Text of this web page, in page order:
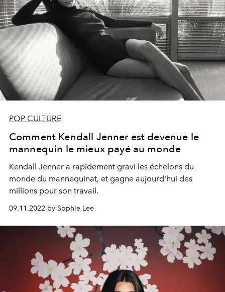
POP CULTURE
Comment Kendall Jenner est devenue le
mannequin le mieux payé au monde
Kendall Jenner a rapidement gravi les échelons du
monde du mannequinat, et gagne aujourd'hui des
millions pour son travail.
09.11.2022 by Sophie Lee